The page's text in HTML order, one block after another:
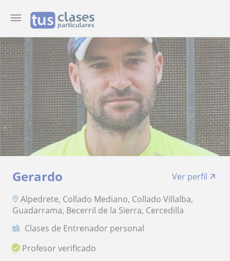
Gerardo
Ver perfil
Alpedrete, Collado Mediano, Collado Villalba,
Guadarrama, Becerril de la Sierra, Cercedilla
Clases de Entrenador personal
Profesor verificado